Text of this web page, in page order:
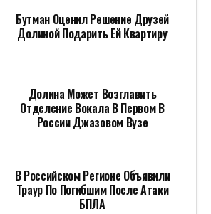
Бутман Оценил Решение Друзей
Долиной Подарить Ей Квартиру
Долина Может Возглавить
Отделение Вокала В Первом В
России Джазовом Вузе
В Российском Регионе Объявили
Траур По Погибшим После Атаки
БПЛА